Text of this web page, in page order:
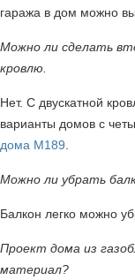
гаража в дом можно
Можно ли сделать
кровлю.
Нет. С двускатной
варианты домов с
дома М189.
Можно ли убрать
Балкон легко можно
Проект дома из
материал?